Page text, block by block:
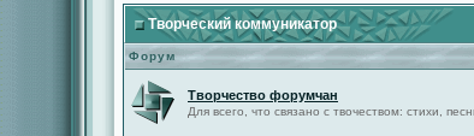
Творческий коммуникатор
Форум
Творчество форумчан
Для всего, что связано с твочеством: стихи,